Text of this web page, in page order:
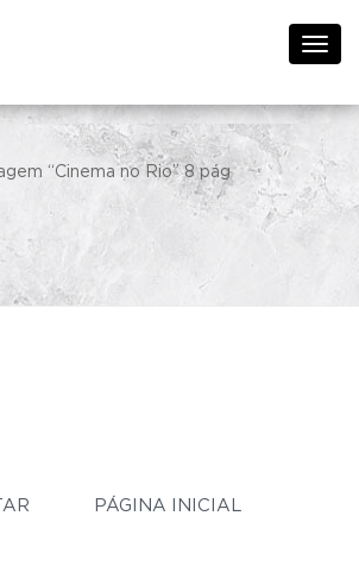
da Gente – Ed 119
“Cinema no Rio” 8 pág
PÁGINA INICIAL